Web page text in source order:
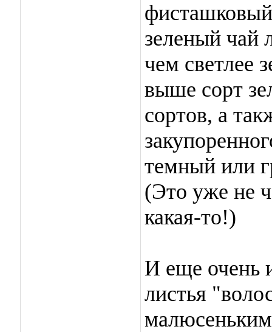
зеленый чай
чем светлее
выше сорт
сортов, а
темный или
(Это уже не
какая-то!)
И еще очень
листья